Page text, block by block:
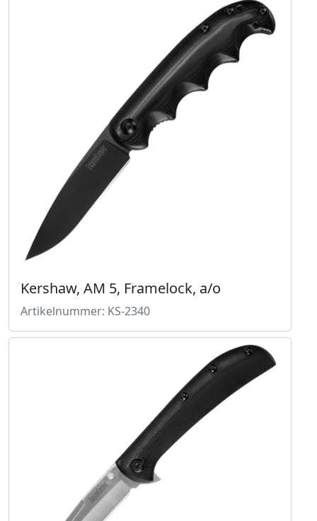
Kershaw, AM 5, Framelock, a/o
Artikelnummer: KS-2340